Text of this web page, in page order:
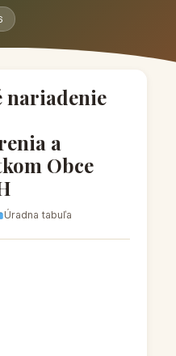
nariadenie
a
Obce
Úradna tabuľa